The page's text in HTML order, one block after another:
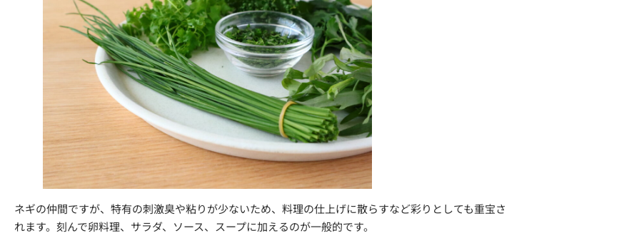
ネギの仲間ですが、特有の刺激臭や粘りが少ないため、料理の仕上げに散らすなど彩りとしても重宝さ
れます。刻んで卵料理、サラダ、ソース、スープに加えるのが一般的です。